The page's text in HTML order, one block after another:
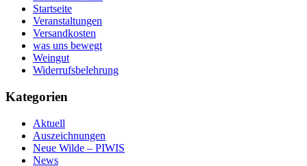
Startseite
Veranstaltungen
Versandkosten
was uns bewegt
Weingut
Widerrufsbelehrung
Kategorien
Aktuell
Auszeichnungen
Neue Wilde – PIWIS
News